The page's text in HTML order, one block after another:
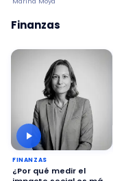
impacto social?
Finanzas
FINANZAS
¿Por qué medir el